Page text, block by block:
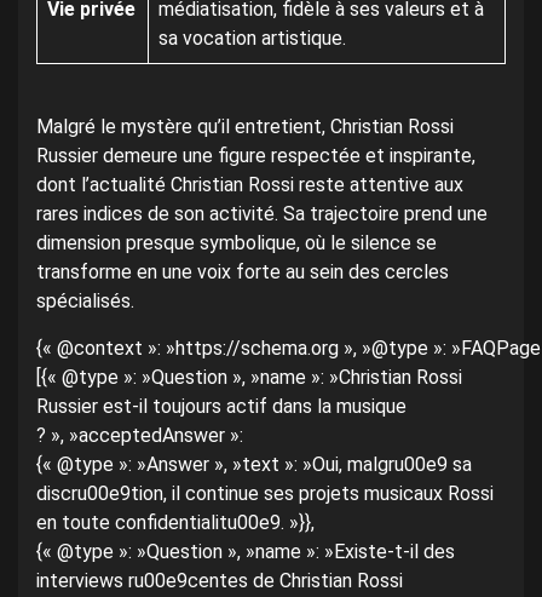
Vie privée
médiatisation, fidèle à ses valeurs et à
sa vocation artistique.
Malgré le mystère qu’il entretient, Christian Rossi
Russier demeure une figure respectée et inspirante,
dont l’actualité Christian Rossi reste attentive aux
rares indices de son activité. Sa trajectoire prend une
dimension presque symbolique, où le silence se
transforme en une voix forte au sein des cercles
spécialisés.
{« @context »: »https://schema.org », »@type »:
[{« @type »: »Question », »name »: »Christian Rossi
Russier est-il toujours actif dans la musique
? », »acceptedAnswer »:
{« @type »: »Answer », »text »: »Oui, malgru00e9 sa
discru00e9tion, il continue ses projets musicaux Rossi
en toute confidentialitu00e9. »}},
{« @type »: »Question », »name »: »Existe-t-il des
interviews ru00e9centes de Christian Rossi